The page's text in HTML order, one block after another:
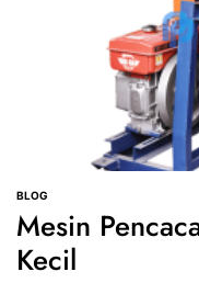
POSTED
IN
BLOG
Mesin
Kecil